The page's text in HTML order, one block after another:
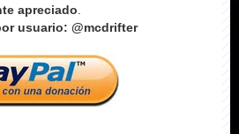
apreciado.
usuario: @mcdrifter